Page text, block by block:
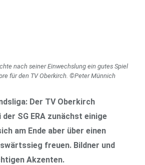
nach seiner Einwechslung ein gutes Spiel
für den TV Oberkirch. ©Peter Münnich
Der TV Oberkirch
SG ERA zunächst einige
am Ende aber über einen
freuen. Bildner und
Akzenten.